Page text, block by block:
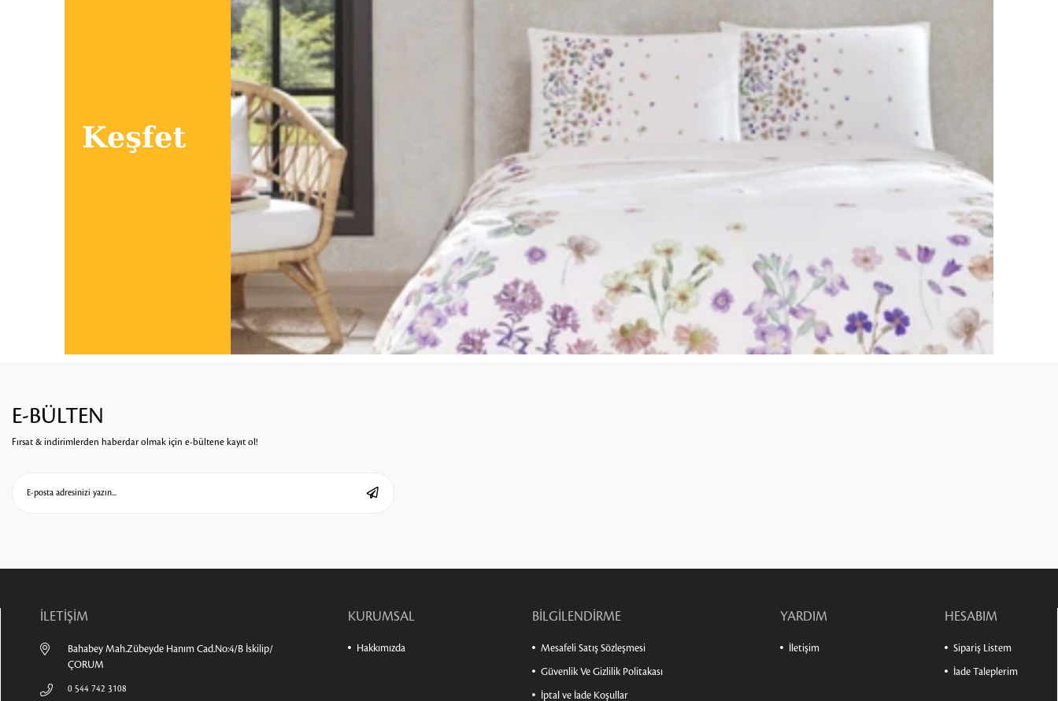
E-BÜLTEN
Fırsat & indirimlerden haberdar olmak için e-bültene kayıt ol!
İLETİŞİM
Bahabey Mah.Zübeyde Hanım Cad.No:4/B İskilip/
ÇORUM
0 544 742 3108
KURUMSAL
Hakkımızda
BİLGİLENDİRME
Mesafeli Satış Sözleşmesi
Güvenlik Ve Gizlilik Politakası
İptal ve İade Koşullar
YARDIM
İletişim
HESABIM
Sipariş Listem
İade Taleplerim